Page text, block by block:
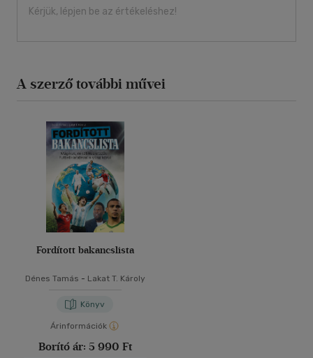
Kérjük, lépjen be az értékeléshez!
A szerző további művei
Fordított bakancslista
Dénes Tamás - Lakat T. Károly
Könyv
Árinformációk
Borító ár: 5 990 Ft